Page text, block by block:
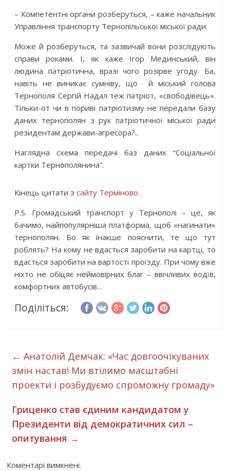
– Компетентні органи розберуться, – каже начальник
Управління транспорту Тернопільської міської ради.
Може й розберуться, та зазвичай вони розслідують
справи роками. І, як каже Ігор Мединський, він
людина патріотична, вразі чого розірве угоду. Ба,
навіть не виникає сумніву, що й міський голова
Тернополя Сергій Надал теж патріот, «свободівець».
Тільки-от чи в пориві патріотизму не передали базу
даних тернополян з рук патріотичної міської ради
резидентам держави-агресора?..
Наглядна схема передачі баз даних “Соціальної
картки Тернополянина”.
Кінець цитати зсайту Терміново.
P.S. Громадський транспорт у Тернополі – це, як
бачимо, найпопулярніша платформа, щоб «нагинати»
тернополян. Бо як інакше пояснити, те що тут
роблять? На кому не вдасться заробити на картці, то
вдасться заробити на вартості проїзду. При чому вже
ніхто не обіцяє неймовірних благ – ввічливих водїв,
комфортних автобусів…
Поділіться:
← Анатолій Демчак: «Час довгоочікуваних
змін настав! Ми втілимо масштабні
проекти і розбудуємо спроможну громаду»
Гриценко став єдиним кандидатом у
Президенти від демократичних сил –
опитування →
Коментарі вимкнені.